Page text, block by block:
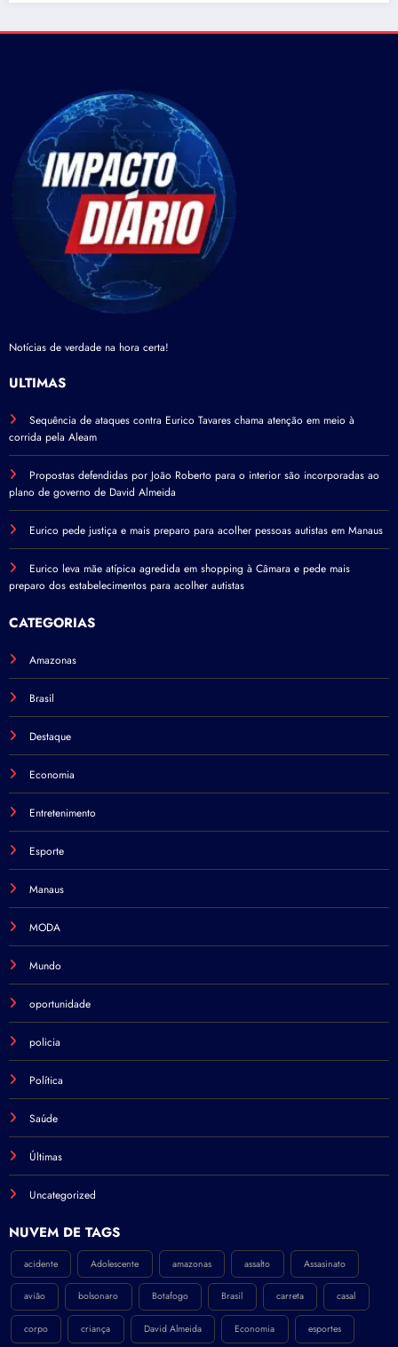
Notícias de verdade na hora certa!
ÚLTIMAS
Sequência de ataques contra Eurico Tavares chama atenção em meio à
corrida pela Aleam
Propostas defendidas por João Roberto para o interior são incorporadas ao
plano de governo de David Almeida
Eurico pede justiça e mais preparo para acolher pessoas autistas em Manaus
Eurico leva mãe atípica agredida em shopping à Câmara e pede mais
preparo dos estabelecimentos para acolher autistas
CATEGORIAS
Amazonas
Brasil
Destaque
Economia
Entretenimento
Esporte
Manaus
MODA
Mundo
oportunidade
policia
Política
Saúde
Últimas
Uncategorized
NÚVEM DE TAGS
acidente Adolescente amazonas assalto Assasinato
avião bolsonaro Botafogo Brasil carreta casal
corpo criança David Almeida Economia esportes